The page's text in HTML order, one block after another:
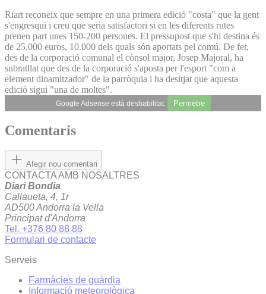
Riart reconeix que sempre en una primera edició "costa" que la gent
s'engresqui i creu que seria satisfactori si en les diferents rutes
prenen part unes 150-200 persones. El pressupost que s'hi destina és
de 25.000 euros, 10.000 dels quals són aportats pel comú. De fet,
des de la corporació comunal el cònsol major, Josep Majoral, ha
subratllat que des de la corporació s'aposta per l'esport "com a
element dinamitzador" de la parròquia i ha desitjat que aquesta
edició sigui "una de moltes".
Google Adsense està deshabilitat. Permetre
Comentaris
Afegir nou comentari
CONTACTA AMB NOSALTRES
Diari Bondia
Callaueta, 4, 1r
AD500 Andorra la Vella
Principat d'Andorra
Tel. +376 80 88 88
Formulari de contacte
Serveis
Farmàcies de guàrdia
Informació meteorològica